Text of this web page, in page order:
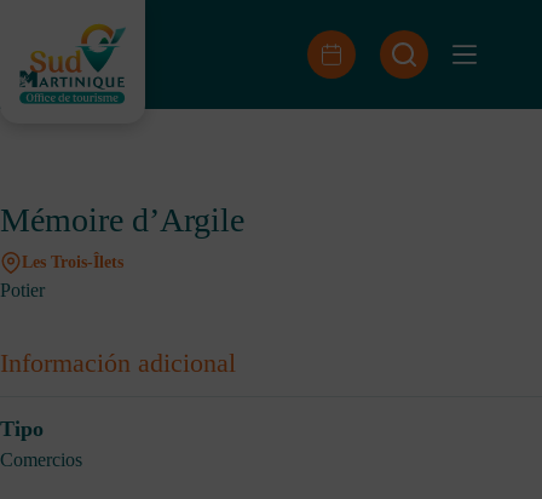
contenido
Mémoire d’Argile
Les Trois-Îlets
Potier
Información adicional
Tipo
Comercios